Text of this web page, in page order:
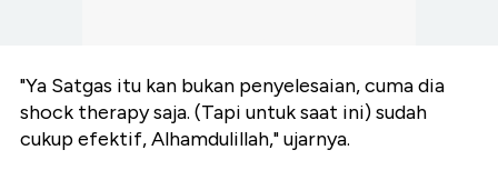
"Ya Satgas itu kan bukan penyelesaian, cuma dia
shock therapy saja. (Tapi untuk saat ini) sudah
cukup efektif, Alhamdulillah," ujarnya.